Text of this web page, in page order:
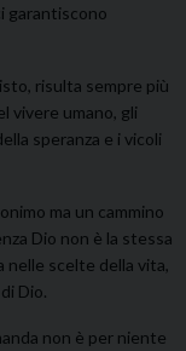
garantiscono
risulta sempre più
vivere umano, gli
speranza e i vicoli
ma un cammino
Dio non è la stessa
nelle scelte della vita,
Dio.
non è per niente